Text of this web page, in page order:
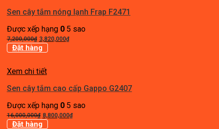
Sen cây tắm nóng lạnh Frap F2471
Được xếp hạng 05 sao
7,200,000₫ Giá
gốc
7,200,000₫.
3,820,000₫Giá
Đặt hàng
Xem chi tiết
Sen cây tắm cao cấp Gappo G2407
Được xếp hạng 05 sao
16,000,000₫ Giá
gốc
8,800,000₫Giá
Đặt hàng